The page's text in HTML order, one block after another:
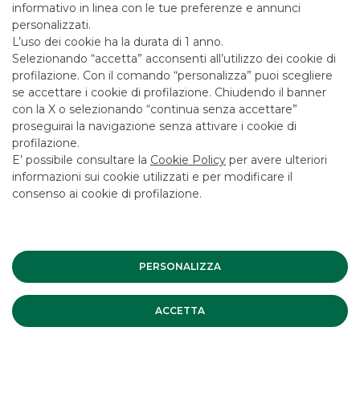
informativo in linea con le tue preferenze e annunci
personalizzati.
L’uso dei cookie ha la durata di 1 anno.
Selezionando “accetta” acconsenti all’utilizzo dei cookie di
profilazione. Con il comando “personalizza” puoi scegliere
se accettare i cookie di profilazione. Chiudendo il banner
con la X o selezionando “continua senza accettare”
proseguirai la navigazione senza attivare i cookie di
profilazione.
E’ possibile consultare la Cookie Policy per avere ulteriori
informazioni sui cookie utilizzati e per modificare il
consenso ai cookie di profilazione.
PERSONALIZZA
ACCETTA
19/2/2025
ESG
LINK UTILI
CONTATTACI
LAVORA CON NOI
SOCIETA' PARTECIPATE
Mappa del sito Privacy Disclaimer Cookie Policy